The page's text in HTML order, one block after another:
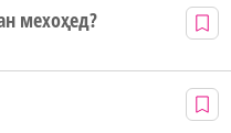
мехоҳед?